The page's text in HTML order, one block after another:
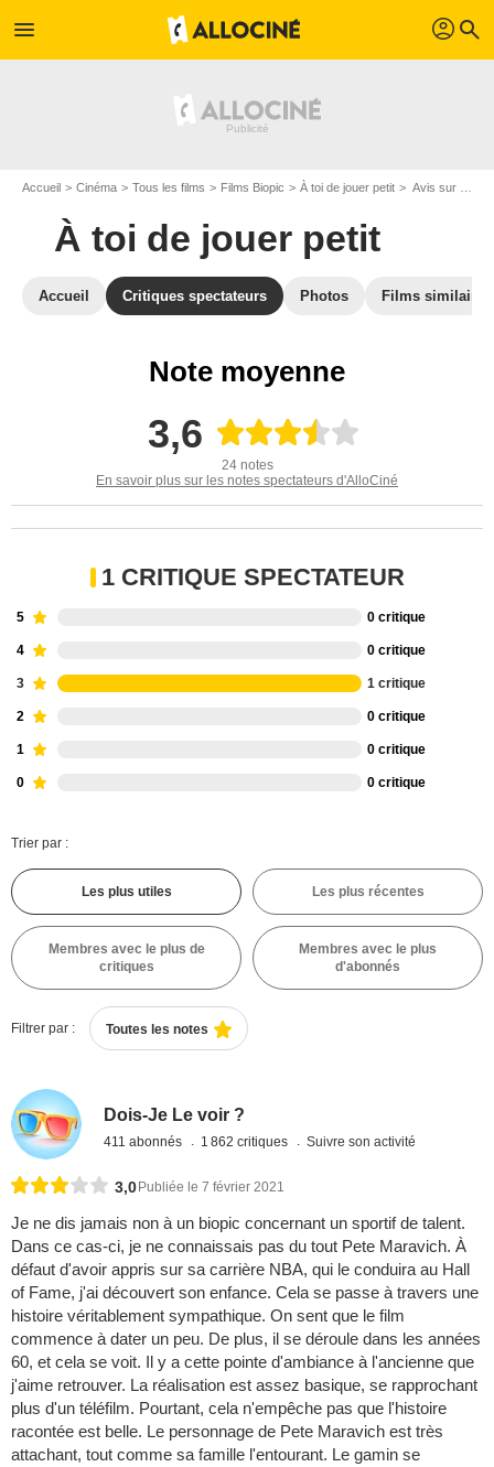
menu profil search
Accueil Cinéma Tous les films Films Biopic À toi de jouer petit Avis sur À toi de jouer petit
À toi de jouer petit
Accueil Critiques spectateurs Photos Films similaires
Note moyenne
3,6
24 notes
En savoir plus sur les notes spectateurs d'AlloCiné
1 CRITIQUE SPECTATEUR
5 0 critique
4 0 critique
3 1 critique
2 0 critique
1 0 critique
0 0 critique
Trier par :
Les plus utiles Les plus récentes
Membres avec le plus de
critiques
Membres avec le plus
d'abonnés
Filtrer par : Toutes les notes
Dois-Je Le voir ?
411 abonnés 1 862 critiques Suivre son activité
3,0 Publiée le 7 février 2021
Je ne dis jamais non à un biopic concernant un sportif de talent.
Dans ce cas-ci, je ne connaissais pas du tout Pete Maravich. À
défaut d'avoir appris sur sa carrière NBA, qui le conduira au Hall
of Fame, j'ai découvert son enfance. Cela se passe à travers une
histoire véritablement sympathique. On sent que le film
commence à dater un peu. De plus, il se déroule dans les années
60, et cela se voit. Il y a cette pointe d'ambiance à l'ancienne que
j'aime retrouver. La réalisation est assez basique, se rapprochant
plus d'un téléfilm. Pourtant, cela n'empêche pas que l'histoire
racontée est belle. Le personnage de Pete Maravich est très
attachant, tout comme sa famille l'entourant. Le gamin se